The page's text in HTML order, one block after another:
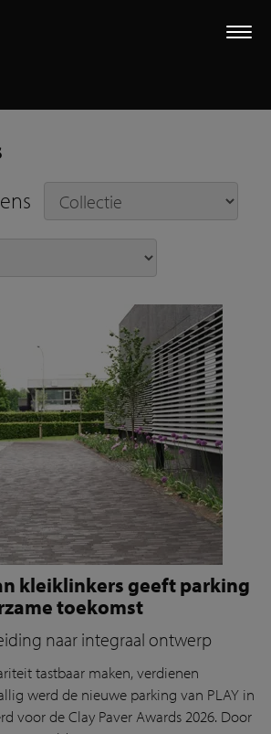
kleiklinkers geeft parking
toekomst
naar integraal ontwerp
tastbaar maken, verdienen
werd de nieuwe parking van PLAY in
voor de Clay Paver Awards 2026. Door